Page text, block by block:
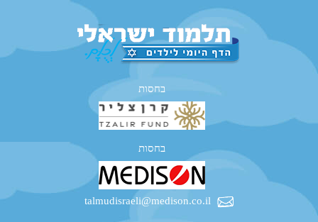
בחסות
בחסות
talmudisraeli@medison.co.il